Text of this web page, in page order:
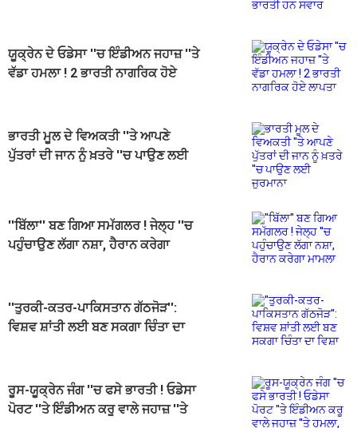
ਯੂਕ੍ਰੇਨ ਦੇ ਓਡੇਸਾ ''ਚ ਇੰਡੀਅਨ ਜਹਾਜ਼ ''ਤੇ
ਵੱਡਾ ਹਮਲਾ ! 2 ਭਾਰਤੀ ਨਾਗਰਿਕ ਹੋਏ
ਭਾਰਤੀ ਮੂਲ ਦੇ ਵਿਅਕਤੀ ''ਤੇ ਆਪਣੇ
ਪੁੱਤਰਾਂ ਦੀ ਜਾਨ ਨੂੰ ਖ਼ਤਰੇ ''ਚ ਪਾਉਣ ਲਈ
''ਬਿੱਲਾ'' ਬਣ ਗਿਆ ਸਮੱਗਲਰ ! ਜੇਲ੍ਹ ''ਚ
ਪਹੁੰਚਾਉਣ ਲੱਗਾ ਨਸ਼ਾ, ਹੈਰਾਨ ਕਰੇਗਾ
''ਤੁਰਕੀ-ਕਤਰ-ਪਾਕਿਸਤਾਨ ਗੱਠਜੋੜ'':
ਵਿਸ਼ਵ ਸ਼ਾਂਤੀ ਲਈ ਬਣ ਸਕਗਾ ਚਿੰਤਾ ਦਾ
ਰੂਸ-ਯੂਕ੍ਰੇਨ ਜੰਗ ''ਚ ਫਸੇ ਭਾਰਤੀ ! ਓਡੇਸਾ
ਪੋਰਟ ''ਤੇ ਇੰਡੀਅਨ ਕਰੂ ਵਾਲੇ ਜਹਾਜ਼ ''ਤੇ